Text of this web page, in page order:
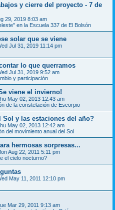
y cierre del proyecto - 7 de
29, 2019 8:03 am
en la Escuela 337 de El Bolsón
solar que se viene
Jul 31, 2019 11:14 pm
lo que querramos
Jul 31, 2019 9:52 am
y participación
viene el invierno!
May 02, 2013 12:43 am
de la constelación de Escorpio
Sol y las estaciones del año?
May 02, 2013 12:42 am
del movimiento anual del Sol
hermosas sorpresas...
Aug 22, 2011 5:11 pm
el cielo nocturno?
May 11, 2011 12:10 pm
Mar 29, 2011 9:13 am